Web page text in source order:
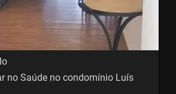
no Saúde no condomínio Luís